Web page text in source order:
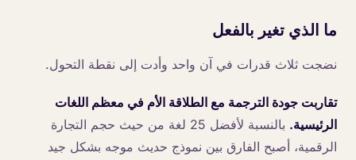
ما الذي تغير بالفعل
نضجت ثلاث قدرات في آن واحد وأدت إلى نقطة التحول.
تقاربت جودة الترجمة مع الطلاقة الأم في معظم اللغات
الرئيسية.
بالنسبة لأفضل 25 لغة من حيث حجم التجارة
الرقمية، أصبح الفارق بين نموذج حديث موجه بشكل جيد